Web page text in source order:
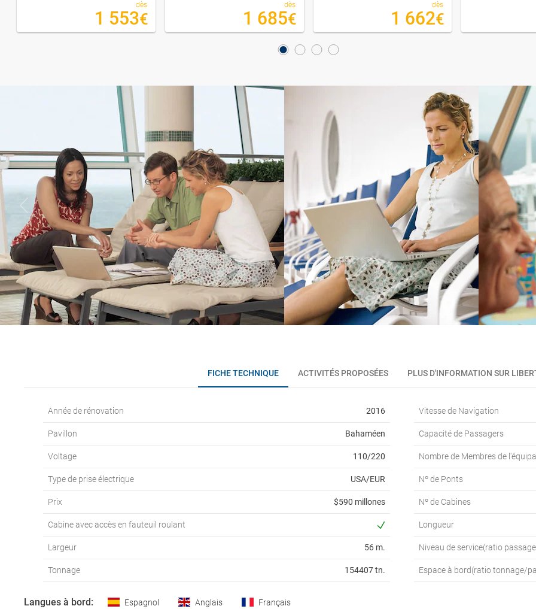
dès
1 553€
dès
1 685€
dès
1 662€
FICHE TECHNIQUE ACTIVITÉS PROPOSÉES PLUS D'INFORMATION SUR
Année de rénovation 2016
Pavillon Bahaméen
Voltage 110/220
Type de prise électrique USA/EUR
Prix $590 millones
Cabine avec accès en fauteuil roulant
Largeur 56 m.
Tonnage 154407 tn.
Vitesse de Navigation
Capacité de Passagers
Nombre de Membres de
Nº de Ponts
Nº de Cabines
Longueur
Niveau de service(ratio
Espace à bord(ratio tonnage/
Langues à bord: Espagnol Anglais Français